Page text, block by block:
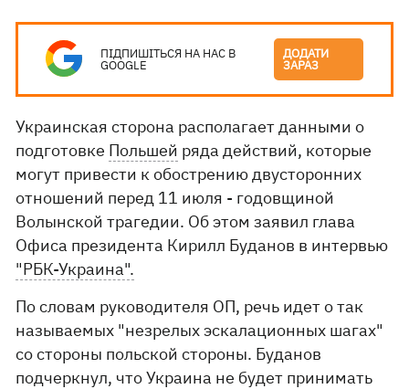
ПІДПИШІТЬСЯ НА НАС В
GOOGLE
ДОДАТИ
ЗАРАЗ
Украинская сторона располагает данными о
подготовке Польшей ряда действий, которые
могут привести к обострению двусторонних
отношений перед 11 июля - годовщиной
Волынской трагедии. Об этом заявил глава
Офиса президента Кирилл Буданов в интервью
"РБК-Украина".
По словам руководителя ОП, речь идет о так
называемых "незрелых эскалационных шагах"
со стороны польской стороны. Буданов
подчеркнул, что Украина не будет принимать